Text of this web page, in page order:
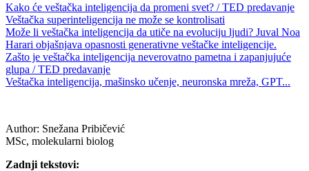
Kako će veštačka inteligencija da promeni svet? / TED predavanje
Veštačka superinteligencija ne može se kontrolisati
Može li veštačka inteligencija da utiče na evoluciju ljudi? Juval Noa
Harari objašnjava opasnosti generativne veštačke inteligencije.
Zašto je veštačka inteligencija neverovatno pametna i zapanjujuće
glupa / TED predavanje
Veštačka inteligencija, mašinsko učenje, neuronska mreža, GPT...
Author: Snežana Pribičević
MSc, molekularni biolog
Zadnji tekstovi: